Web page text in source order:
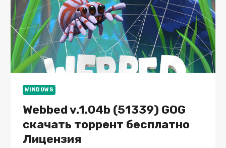
WINDOWS
Webbed v.1.04b (51339) GOG
скачать торрент бесплатно
Лицензия